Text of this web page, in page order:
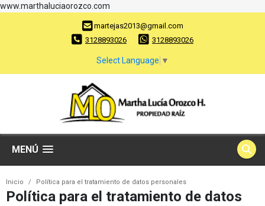
www.marthaluciaorozco.com
martejas2013@gmail.com
3128893026
3128893026
Select Language ▼
MENÚ
Inicio Política para el tratamiento de datos personales
Política para el tratamiento de datos